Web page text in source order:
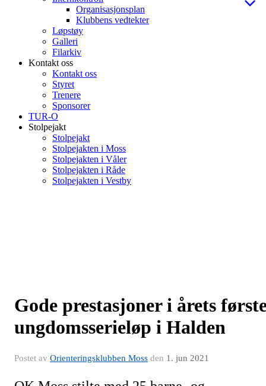
Organisasjonsplan
Klubbens vedtekter
Løpstøy
Galleri
Filarkiv
Kontakt oss
Kontakt oss
Styret
Trenere
Sponsorer
TUR-O
Stolpejakt
Stolpejakt
Stolpejakten i Moss
Stolpejakten i Våler
Stolpejakten i Råde
Stolpejakten i Vestby
Gode prestasjoner i årets
ungdomsserieløp i Halden
Postet av Orienteringsklubben Moss den 1. jun 2021